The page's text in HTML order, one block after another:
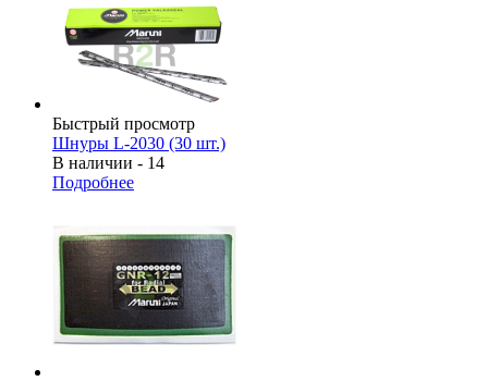
Быстрый просмотр
Шнуры L-2030 (30 шт.)
В наличии - 14
Подробнее